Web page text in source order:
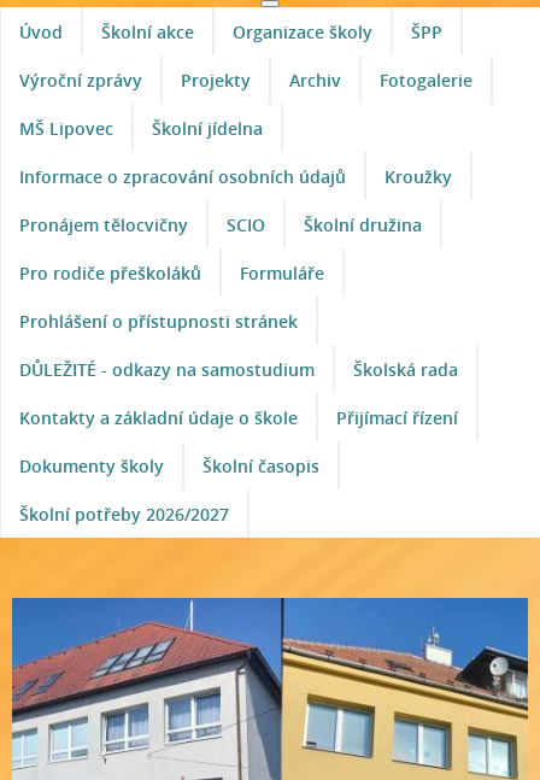
Úvod Školní akce Organizace školy ŠPP
Výroční zprávy Projekty Archiv Fotogalerie
MŠ Lipovec Školní jídelna
Informace o zpracování osobních údajů Kroužky
Pronájem tělocvičny SCIO Školní družina
Pro rodiče přeškoláků Formuláře
Prohlášení o přístupnosti stránek
DŮLEŽITÉ - odkazy na samostudium Školská rada
Kontakty a základní údaje o škole Přijímací řízení
Dokumenty školy Školní časopis
Školní potřeby 2026/2027